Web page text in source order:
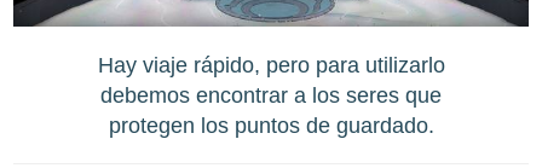
Hay viaje rápido, pero para utilizarlo
debemos encontrar a los seres que
protegen los puntos de guardado.